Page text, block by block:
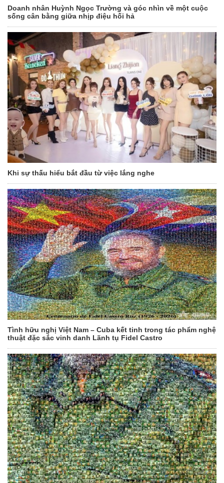
Doanh nhân Huỳnh Ngọc Trường và góc nhìn về một cuộc
sống cân bằng giữa nhịp điệu hối hả
Khi sự thấu hiểu bắt đầu từ việc lắng nghe
Tình hữu nghị Việt Nam – Cuba kết tinh trong tác phẩm nghệ
thuật đặc sắc vinh danh Lãnh tụ Fidel Castro